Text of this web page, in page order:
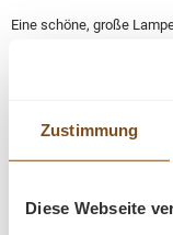
Zustimmung
Diese Webseite
Eine schöne, große
einen wunderschönen,